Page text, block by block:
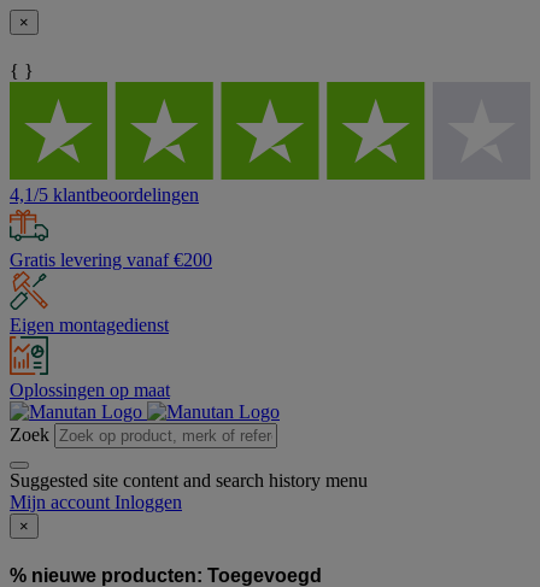
×
{ }
4,1/5 klantbeoordelingen
Gratis levering vanaf €200
Eigen montagedienst
Oplossingen op maat
Zoek
Suggested site content and search history menu
Mijn account Inloggen
×
% nieuwe producten: Toegevoegd